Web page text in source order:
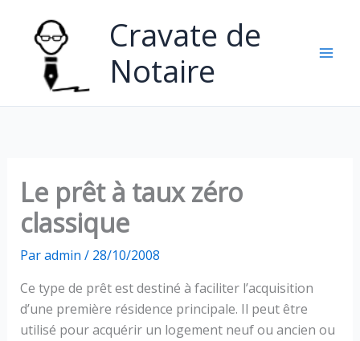
contenu
Cravate de
Notaire
Le prêt à taux zéro
classique
Paradmin / 28/10/2008
Ce type de prêt est destiné à faciliter l’acquisition
d’une première résidence principale. Il peut être
utilisé pour acquérir un logement neuf ou ancien ou